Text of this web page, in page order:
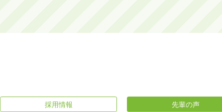
採用情報 先輩の声